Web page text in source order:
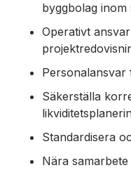
byggbolag
Operativt
Säkerställa
Standardisera
Nära